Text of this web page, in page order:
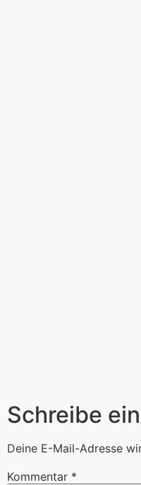
Schreibe
Deine E-Mail-Adresse
Kommentar *